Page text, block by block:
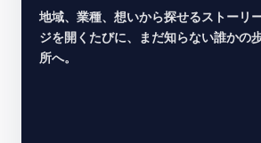
地域、業種、想いから探せるストーリ
ジを開くたびに、まだ知らない誰かの
所へ。